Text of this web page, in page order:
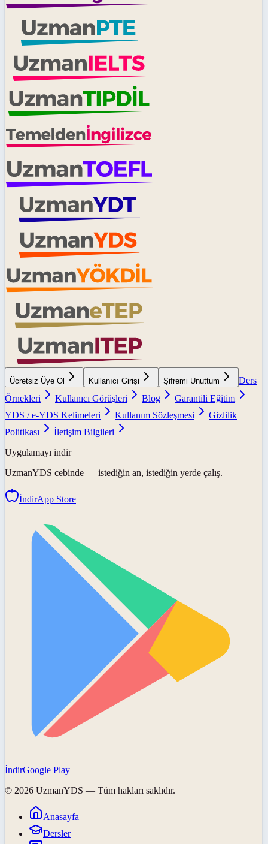
Ücretsiz Üye Ol Kullanıcı Girişi Şifremi Unuttum
Ders
Örnekleri
Kullanıcı Görüşleri Blog
Garantili Eğitim
YDS / e-YDS Kelimeleri
Kullanım Sözleşmesi
Gizlilik
Politikası
İletişim Bilgileri
Uygulamayı indir
UzmanYDS cebinde — istediğin an, istediğin yerde çalış.
İndirApp Store
İndirGoogle Play
© 2026 UzmanYDS — Tüm hakları saklıdır.
Anasayfa
Dersler